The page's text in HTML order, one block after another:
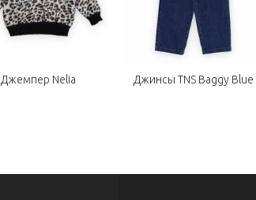
Джемпер Nelia Джинсы TNS Baggy Blue